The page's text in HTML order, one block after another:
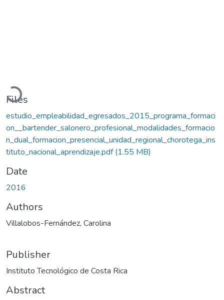
Loading...
Files
estudio_empleabilidad_egresados_2015_programa_formaci
on__bartender_salonero_profesional_modalidades_formacio
n_dual_formacion_presencial_unidad_regional_chorotega_ins
tituto_nacional_aprendizaje.pdf(1.55 MB)
Date
2016
Authors
Villalobos-Fernández, Carolina
Publisher
Instituto Tecnológico de Costa Rica
Abstract